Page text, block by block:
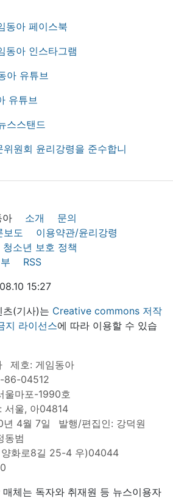
소개
문의
보도
이용약관/윤리강령
청소년 보호 정책
RSS
15:27
츠(기사)는 Creative commons 저작
지 라이선스에 따라 이용할 수 있습
제호: 게임동아
86-04512
울마포-1990호
서울, 아04814
년 4월 7일
발행/편집인: 강덕원
동범
양화로8길 25-4 우)04044
매체는 독자와 취재원 등 뉴스이용자